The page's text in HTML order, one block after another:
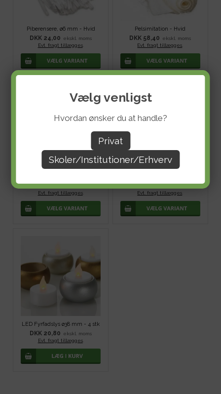
Vælg venligst
Hvordan ønsker du at handle?
Privat
Skoler/Institutioner/Erhverv
Piberensere, ø6 mm - Hvid
DKK 24,00
ekskl. moms
Evt. fragt tillægges.
Pelsimitation - Hvid
DKK 58,40
ekskl. moms
Evt. fragt tillægges
DKK 22,40
Evt. fragt tillægges.
DKK 34,40
Evt. fragt tillægges
LED Fyrfadslys ø38 mm - 4 stk
DKK 20,80
ekskl. moms
Evt. fragt tillægges.